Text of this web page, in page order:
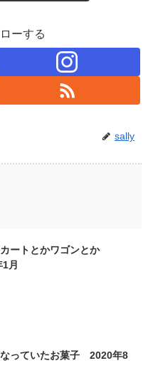
ーする
sally
ートとかワゴンとか
月
っていたお菓子 2020年8